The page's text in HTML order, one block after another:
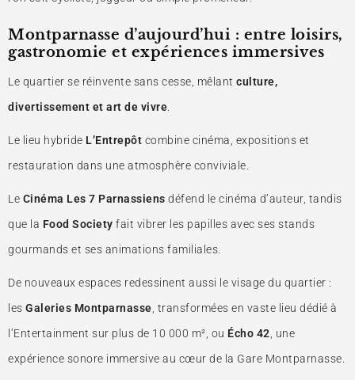
Montparnasse d’aujourd’hui : entre loisirs,
gastronomie et expériences immersives
Le quartier se réinvente sans cesse, mêlant culture,
divertissement et art de vivre
Le lieu hybride L’Entrepôt combine cinéma, expositions et
restauration dans une atmosphère conviviale.
Le Cinéma Les 7 Parnassiens défend le cinéma d’auteur, tandis
que la Food Society fait vibrer les papilles avec ses stands
gourmands et ses animations familiales.
De nouveaux espaces redessinent aussi le visage du quartier :
les Galeries Montparnasse , transformées en vaste lieu dédié à
l’Entertainment sur plus de 10 000 m², ou Écho 42 , une
expérience sonore immersive au cœur de la Gare Montparnasse.